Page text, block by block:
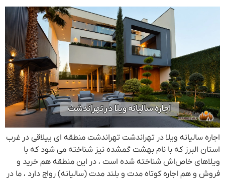
اجاره سالیانه ویلا در تهراندشت تهراندشت منطقه ای ییلاقی در غرب
استان البرز که با نام بهشت گمشده نیز شناخته می شود که با
ویلاهای خاص‌اش شناخته شده است ، در این منطقه هم خرید و
فروش و هم اجاره کوتاه مدت و بلند مدت (سالیانه) رواج دارد ، ما در